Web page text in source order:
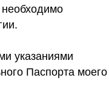
указаниями
Паспорта моего